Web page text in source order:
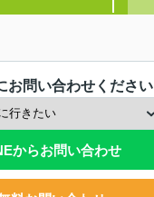
お問い合わせください
からお問い合わせ